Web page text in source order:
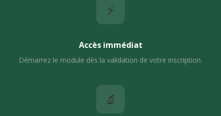
⚡
Accès immédiat
Démarrez le module dès la validation de votre inscription.
🔬